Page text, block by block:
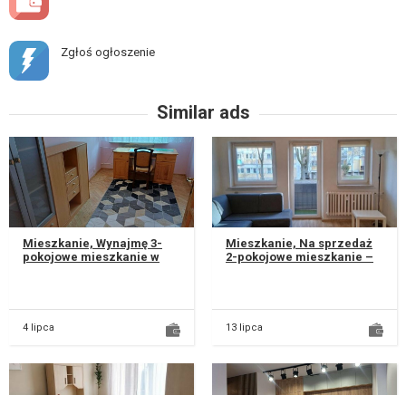
Zgłoś ogłoszenie
Similar ads
Mieszkanie, Wynajmę 3-
pokojowe mieszkanie w
4 lipca
Mieszkanie, Na sprzedaż
2-pokojowe mieszkanie –
13 lipca